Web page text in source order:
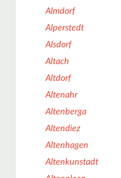
Almdorf
Alperstedt
Alsdorf
Altach
Altdorf
Altenahr
Altenberga
Altendiez
Altenhagen
Altenkunstadt